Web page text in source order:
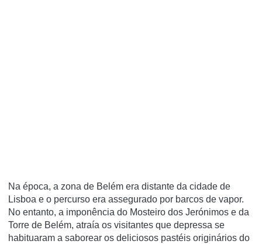
Na época, a zona de Belém era distante da cidade de
Lisboa e o percurso era assegurado por barcos de vapor.
No entanto, a imponência do Mosteiro dos Jerónimos e da
Torre de Belém, atraía os visitantes que depressa se
habituaram a saborear os deliciosos pastéis originários do